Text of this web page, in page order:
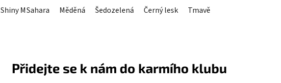
Shiny Mauve Rosegold Tmavě stříbrná
Sahara Měděná Šedozelená Černý lesk Tmavě hnědá
á
d
Přidejte se k nám do karmího klubu